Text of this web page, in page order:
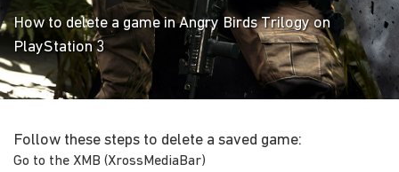
How to delete a game in Angry Birds Trilogy on
PlayStation 3
Follow these steps to delete a saved game:
Go to the XMB (XrossMediaBar)